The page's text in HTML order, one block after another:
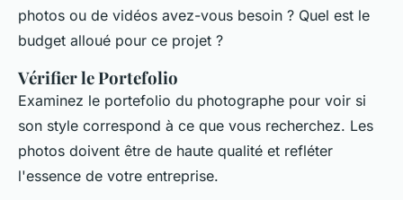
photos ou de vidéos avez-vous besoin ? Quel est le
budget alloué pour ce projet ?
Vérifier le Portefolio
Examinez le portefolio du photographe pour voir si
son style correspond à ce que vous recherchez. Les
photos doivent être de haute qualité et refléter
l'essence de votre entreprise.